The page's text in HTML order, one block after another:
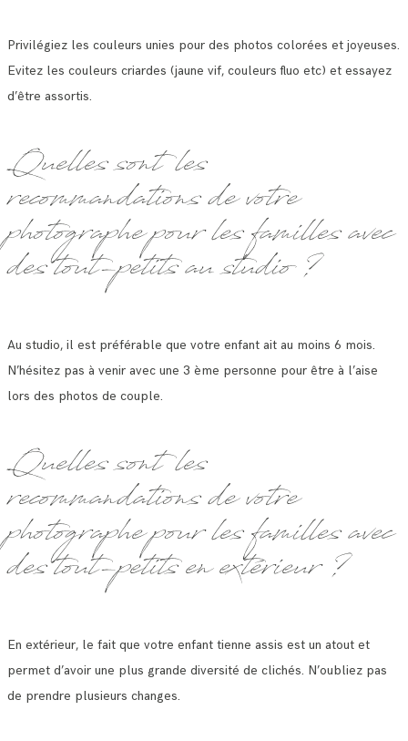
Privilégiez les couleurs unies pour des photos colorées et joyeuses.
Evitez les couleurs criardes (jaune vif, couleurs fluo etc) et essayez
d’être assortis.
Quelles sont les
recommandations de votre
photographe pour les familles avec
des tout-petits au studio ?
Au studio, il est préférable que votre enfant ait au moins 6 mois.
N’hésitez pas à venir avec une 3 ème personne pour être à l’aise
lors des photos de couple.
Quelles sont les
recommandations de votre
photographe pour les familles avec
des tout-petits en extérieur ?
En extérieur, le fait que votre enfant tienne assis est un atout et
permet d’avoir une plus grande diversité de clichés. N’oubliez pas
de prendre plusieurs changes.